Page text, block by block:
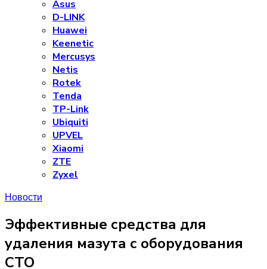
Asus
D-LINK
Huawei
Keenetic
Mercusys
Netis
Rotek
Tenda
TP-Link
Ubiquiti
UPVEL
Xiaomi
ZTE
Zyxel
Новости
Эффективные средства для
удаления мазута с оборудования
СТО